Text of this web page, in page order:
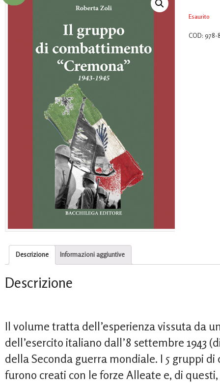
Esaurito
COD:978-
Descrizione Informazioni aggiuntive
Descrizione
Il volume tratta dell’esperienza vissuta da
dell’esercito italiano dall’8 settembre 1943
della Seconda guerra mondiale. I 5 gruppi
furono creati con le forze Alleate e, di